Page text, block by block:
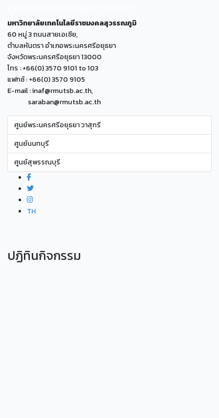
มหาวิทยาลัยเทคโนโลยีราชมงคลสุวรรณภูมิ
60 หมู่ 3 ถนนสายเอเซีย,
ตำบลหันตรา อำเภอพระนครศรีอยุธยา
จังหวัดพระนครศรีอยุธยา 13000
โทร : +66(0) 3570 9101 to 103
แฟกซ์ : +66(0) 3570 9105
E-mail : inaf@rmutsb.ac.th,
saraban@rmutsb.ac.th
ศูนย์พระนครศรีอยุธยา วาสุกรี
ศูนย์นนทบุรี
ศูนย์สุพรรณบุรี
TH
ปฏิทินกิจกรรม